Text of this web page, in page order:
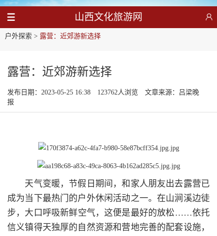
山西文化旅游网
户外探索 > 露营：近郊游新选择
露营：近郊游新选择
发布日期：2023-05-25 16:38 123762人浏览
文章来源：吕梁晚
报
天气变暖，节假日期间，和家人朋友出去露营已
成为当下最热门的户外休闲活动之一。在山涧溪边徒
步，大口呼吸新鲜空气，这便是最好的放松……依托
信义镇得天独厚的自然资源和营地完善的配套设施，